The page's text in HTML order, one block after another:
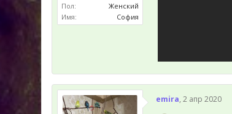
Пол:
Женский
Имя:
София
emira, 2 апр 2020